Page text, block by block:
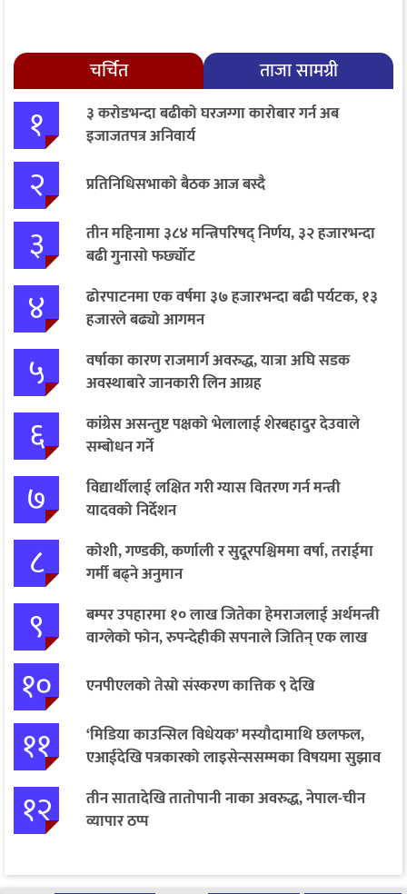
चर्चित ताजा सामग्री
१
३ करोडभन्दा बढीको घरजग्गा कारोबार गर्न अब
इजाजतपत्र अनिवार्य
२ प्रतिनिधिसभाको बैठक आज बस्दै
३
तीन महिनामा ३८४ मन्त्रिपरिषद् निर्णय, ३२ हजारभन्दा
बढी गुनासो फर्छ्योट
४
ढोरपाटनमा एक वर्षमा ३७ हजारभन्दा बढी पर्यटक, १३
हजारले बढ्यो आगमन
५
वर्षाका कारण राजमार्ग अवरुद्ध, यात्रा अघि सडक
अवस्थाबारे जानकारी लिन आग्रह
६
कांग्रेस असन्तुष्ट पक्षको भेलालाई शेरबहादुर देउवाले
सम्बोधन गर्ने
७
विद्यार्थीलाई लक्षित गरी ग्यास वितरण गर्न मन्त्री
यादवको निर्देशन
८
कोशी, गण्डकी, कर्णाली र सुदूरपश्चिममा वर्षा, तराईमा
गर्मी बढ्ने अनुमान
९
बम्पर उपहारमा १० लाख जितेका हेमराजलाई अर्थमन्त्री
वाग्लेको फोन, रुपन्देहीकी सपनाले जितिन् एक लाख
१० एनपीएलको तेस्रो संस्करण कात्तिक ९ देखि
११
‘मिडिया काउन्सिल विधेयक’ मस्यौदामाथि छलफल,
एआईदेखि पत्रकारको लाइसेन्ससम्मका विषयमा सुझाव
१२
तीन सातादेखि तातोपानी नाका अवरुद्ध, नेपाल-चीन
व्यापार ठप्प